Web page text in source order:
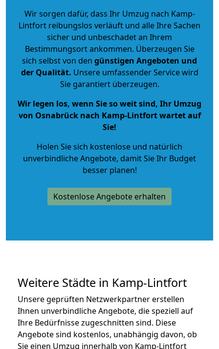
Wir sorgen dafür, dass Ihr Umzug nach Kamp-
Lintfort reibungslos verläuft und alle Ihre Sachen
sicher und unbeschadet an Ihrem
Bestimmungsort ankommen. Überzeugen Sie
sich selbst von den günstigen Angeboten und
der Qualität. Unsere umfassender Service wird
Sie garantiert überzeugen.
Wir legen los, wenn Sie so weit sind, Ihr Umzug
von Osnabrück nach Kamp-Lintfort wartet auf
Sie!
Holen Sie sich kostenlose und natürlich
unverbindliche Angebote, damit Sie Ihr Budget
besser planen!
Kostenlose Angebote erhalten
Weitere Städte in Kamp-Lintfort
Unsere geprüften Netzwerkpartner erstellen
Ihnen unverbindliche Angebote, die speziell auf
Ihre Bedürfnisse zugeschnitten sind. Diese
Angebote sind kostenlos, unabhängig davon, ob
Sie einen Umzug innerhalb von Kamp-Lintfort